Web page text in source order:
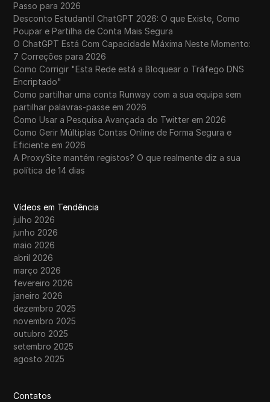
Passo para 2026
Desconto Estudantil ChatGPT 2026: O que Existe, Como
Poupar e Partilha de Conta Mais Segura
O ChatGPT Está Com Capacidade Máxima Neste Momento:
7 Correções para 2026
Como Corrigir "Esta Rede está a Bloquear o Tráfego DNS
Encriptado"
Como partilhar uma conta Runway com a sua equipa sem
partilhar palavras-passe em 2026
Como Usar a Pesquisa Avançada do Twitter em 2026
Como Gerir Múltiplas Contas Online de Forma Segura e
Eficiente em 2026
A ProxySite mantém registos? O que realmente diz a sua
política de 14 dias
Vídeos em Tendência
julho 2026
junho 2026
maio 2026
abril 2026
março 2026
fevereiro 2026
janeiro 2026
dezembro 2025
novembro 2025
outubro 2025
setembro 2025
agosto 2025
Contatos